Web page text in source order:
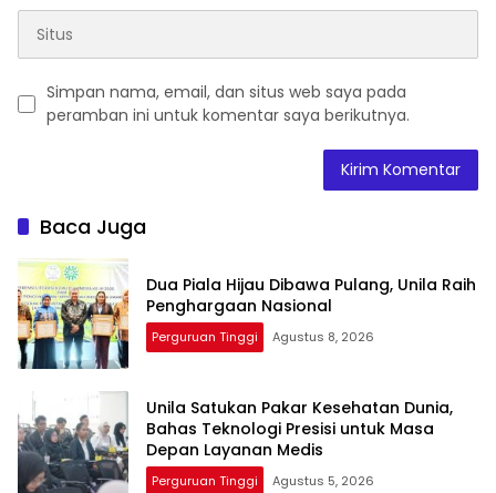
Simpan nama, email, dan situs web saya pada
peramban ini untuk komentar saya berikutnya.
Baca Juga
Dua Piala Hijau Dibawa Pulang, Unila Raih
Penghargaan Nasional
Perguruan Tinggi Agustus 8, 2026
Unila Satukan Pakar Kesehatan Dunia,
Bahas Teknologi Presisi untuk Masa
Depan Layanan Medis
Perguruan Tinggi Agustus 5, 2026